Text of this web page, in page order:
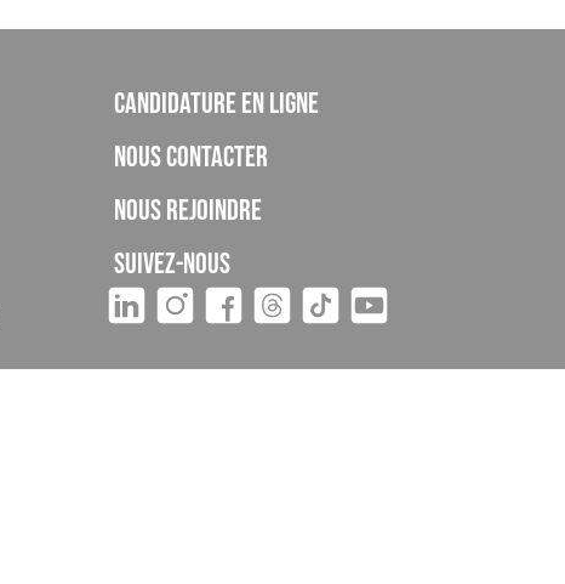
Candidature en ligne
Nous contacter
Nous rejoindre
Suivez-nous